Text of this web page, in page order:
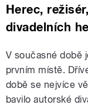
Herec,
divadelních
V současné době
prvním místě.
době se nejvíce
bavilo autorské